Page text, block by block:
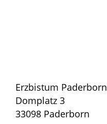
Erzbistum Paderborn
Domplatz 3
33098 Paderborn